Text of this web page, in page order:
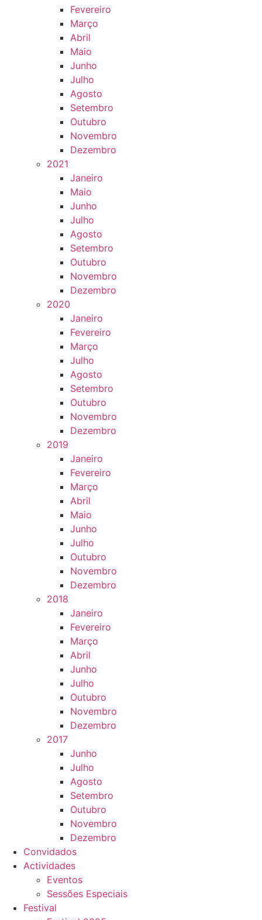
Fevereiro
Março
Abril
Maio
Junho
Julho
Agosto
Setembro
Outubro
Novembro
Dezembro
2021
Janeiro
Maio
Junho
Julho
Agosto
Setembro
Outubro
Novembro
Dezembro
2020
Janeiro
Fevereiro
Março
Julho
Agosto
Setembro
Outubro
Novembro
Dezembro
2019
Janeiro
Fevereiro
Março
Abril
Maio
Junho
Julho
Outubro
Novembro
Dezembro
2018
Janeiro
Fevereiro
Março
Abril
Junho
Julho
Outubro
Novembro
Dezembro
2017
Junho
Julho
Agosto
Setembro
Outubro
Novembro
Dezembro
Convidados
Actividades
Eventos
Sessões Especiais
Festival